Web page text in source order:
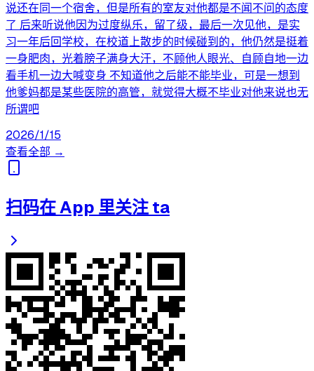
说还在同一个宿舍，但是所有的室友对他都是不闻不问的态度
了 后来听说他因为过度纵乐，留了级，最后一次见他，是实
习一年后回学校，在校道上散步的时候碰到的，他仍然是挺着
一身肥肉，光着膀子满身大汗，不顾他人眼光、自顾自地一边
看手机一边大喊变身 不知道他之后能不能毕业，可是一想到
他爹妈都是某些医院的高管，就觉得大概不毕业对他来说也无
所谓吧
2026/1/15
查看全部 →
扫码在 App 里关注 ta